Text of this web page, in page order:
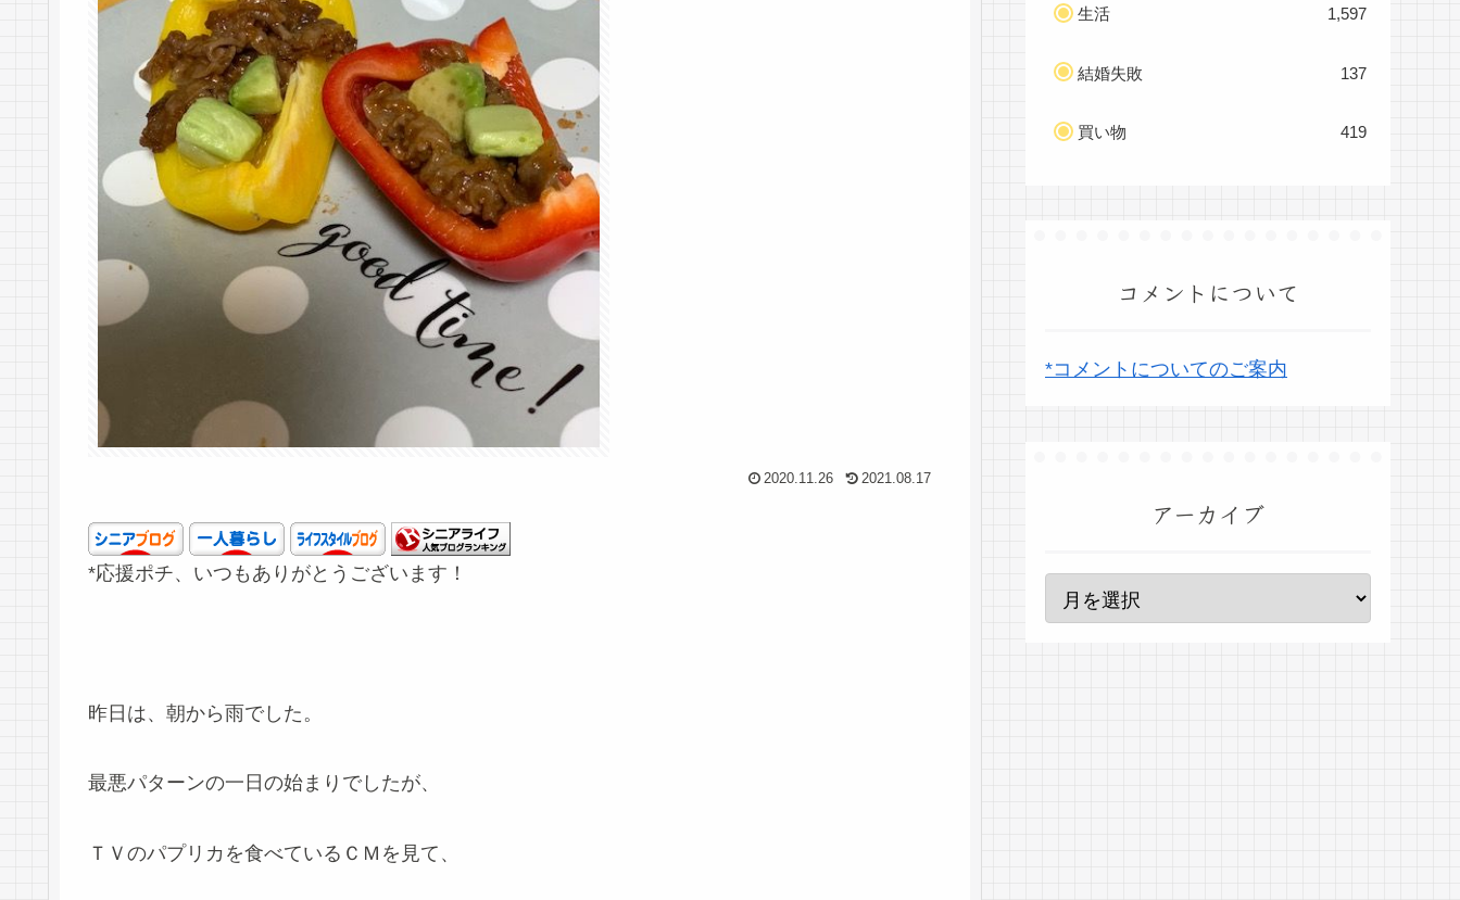
2020.11.26 2021.08.17
*応援ポチ、いつもありがとうございます！
昨日は、朝から雨でした。
最悪パターンの一日の始まりでしたが、
ＴＶのパプリカを食べているＣＭを見て、
生活 1,597
結婚失敗 137
買い物 419
コメントについて
*コメントについてのご案内
アーカイブ